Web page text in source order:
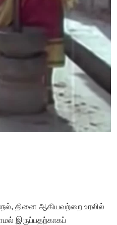
தினை ஆகியவற்றை உரலில்
இருப்பதற்காகப்